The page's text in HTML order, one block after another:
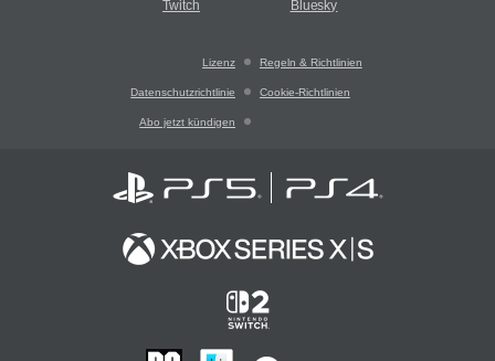
Twitch Bluesky
Lizenz Regeln & Richtlinien
Datenschutzrichtlinie Cookie-Richtlinien
Abo jetzt kündigen